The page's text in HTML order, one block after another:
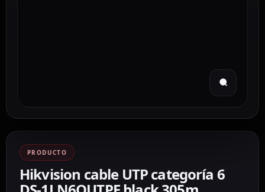
PRODUCTO
Hikvision cable UTP categoría 6